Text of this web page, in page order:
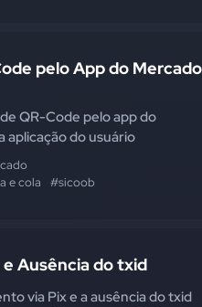
pelo App do Mercado
QR-Code pelo app do
aplicação do usuário
e cola #sicoob
Ausência do txid
via Pix e a ausência do txid